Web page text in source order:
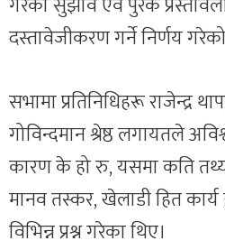
दस्तावेजीकरण गर्ने निर्णय
सभामा प्रतिनिधिहरू राजेन्द्र
गोविन्दमान श्रेष्ठ लगायतले
कारण के हो रु, यसमा कति
मानव तस्कर, खेलाडी हित कार्य
विभिन्न प्रश्न गरेका थिए।